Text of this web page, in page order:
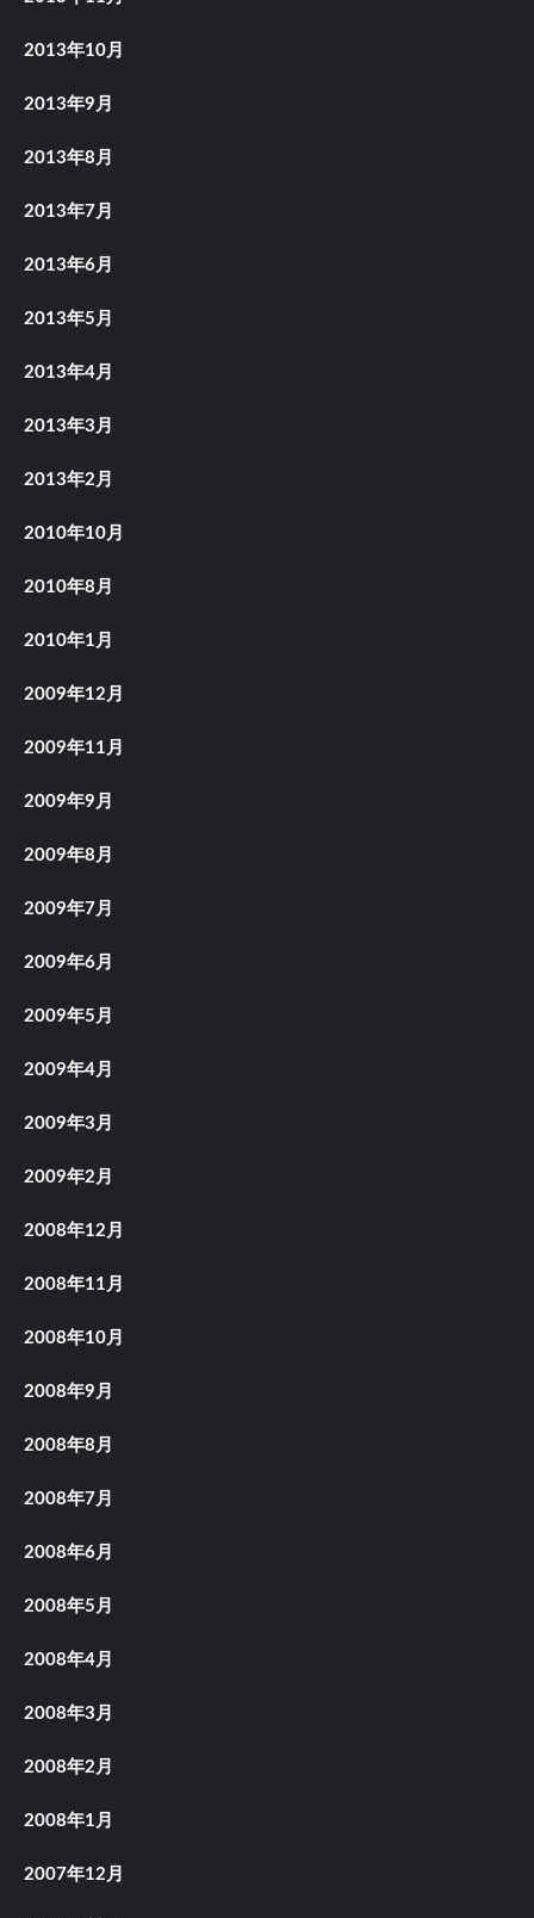
2013年10月
2013年9月
2013年8月
2013年7月
2013年6月
2013年5月
2013年4月
2013年3月
2013年2月
2010年10月
2010年8月
2010年1月
2009年12月
2009年11月
2009年9月
2009年8月
2009年7月
2009年6月
2009年5月
2009年4月
2009年3月
2009年2月
2008年12月
2008年11月
2008年10月
2008年9月
2008年8月
2008年7月
2008年6月
2008年5月
2008年4月
2008年3月
2008年2月
2008年1月
2007年12月